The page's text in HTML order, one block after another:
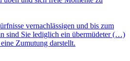
vernachlässigen und bis zum
sind Sie lediglich ein übermüdeter (…)
Zumutung darstellt.